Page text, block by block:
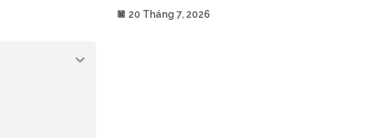
20 Tháng 7, 2026